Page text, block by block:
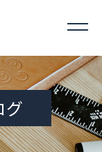
グ